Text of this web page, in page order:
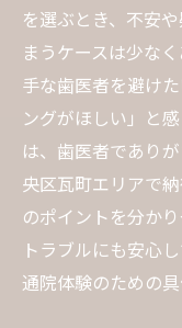
を選ぶとき、不安
まうケースは少な
手な歯医者を避け
ングがほしい」と
は、歯医者であり
央区瓦町エリアで
のポイントを分か
トラブルにも安心
通院体験のための